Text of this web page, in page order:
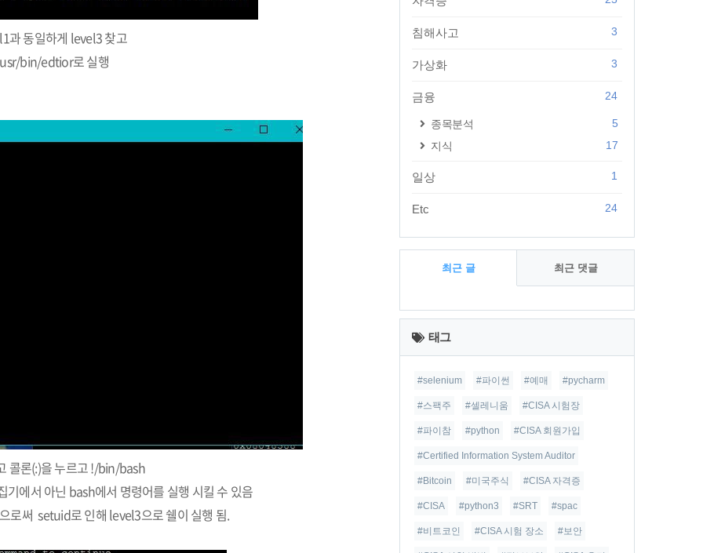
과 동일하게 level3 찾고
bin/edtior로 실행
콜론(:)을 누르고 !/bin/bash
기에서 아닌 bash에서 명령어를 실행 시킬 수 있음
로써 setuid로 인해 level3으로 쉘이 실행 됨.
침해사고 3
가상화 3
금융 24
종목분석
5
지식
17
일상 1
Etc 24
최근 글 최근 댓글
최
근
글
태그
#selenium #파이썬 #예매 #pycharm
#스팩주 #셀레니움 #CISA 시험장
#파이참 #python #CISA 회원가입
#Certified Information System Auditor
#Bitcoin #미국주식 #CISA 자격증
#CISA #python3 #SRT #spac
#비트코인 #CISA 시험 장소 #보안